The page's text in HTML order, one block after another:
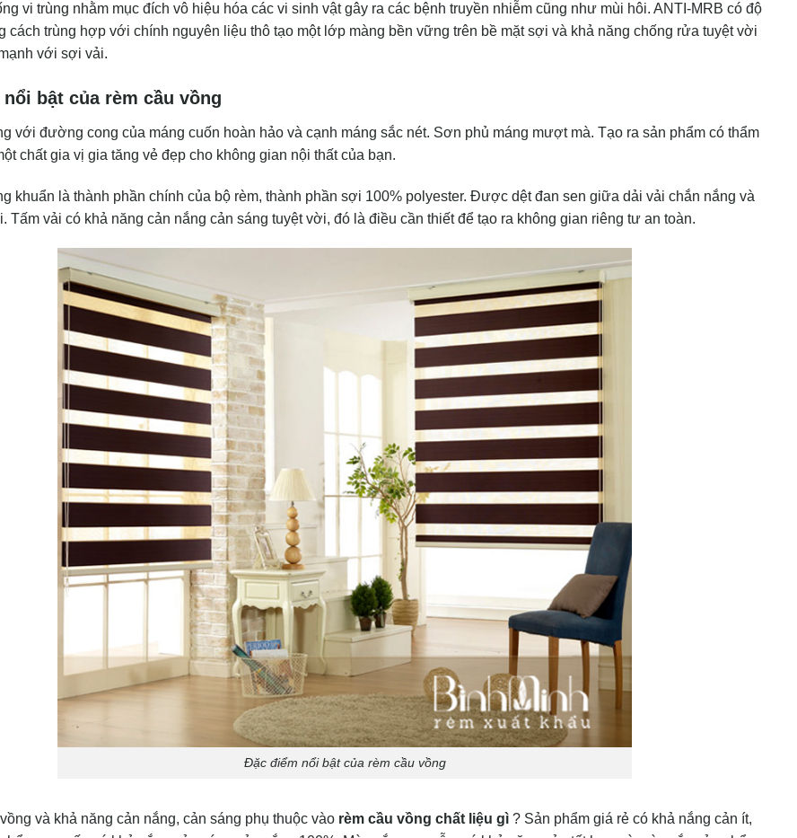
vi trùng nhằm mục đích vô hiệu hóa các vi sinh vật gây ra các bệnh truyền nhiễm cũng như mùi hôi. ANTI-MRB có độ
cách trùng hợp với chính nguyên liệu thô tạo một lớp màng bền vững trên bề mặt sợi và khả năng chống rửa tuyệt vời
với sợi vải.
bật của rèm cầu vồng
với đường cong của máng cuốn hoàn hảo và cạnh máng sắc nét. Sơn phủ máng mượt mà. Tạo ra sản phẩm có thẩm
chất gia vị gia tăng vẻ đẹp cho không gian nội thất của bạn.
khuẩn là thành phần chính của bộ rèm, thành phần sợi 100% polyester. Được dệt đan sen giữa dải vải chắn nắng và
Tấm vải có khả năng cản nắng cản sáng tuyệt vời, đó là điều cần thiết để tạo ra không gian riêng tư an toàn.
Đặc điểm nổi bật của rèm cầu vồng
và khả năng cản nắng, cản sáng phụ thuộc vào rèm cầu vồng chất liệu gì ? Sản phẩm giá rẻ có khả nắng cản ít,